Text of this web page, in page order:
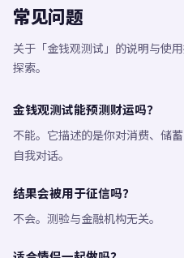
常见问题
关于「金钱观测试」的说明与使
探索。
金钱观测试能预测财运吗？
不能。它描述的是你对消费、储
自我对话。
结果会被用于征信吗？
不会。测验与金融机构无关。